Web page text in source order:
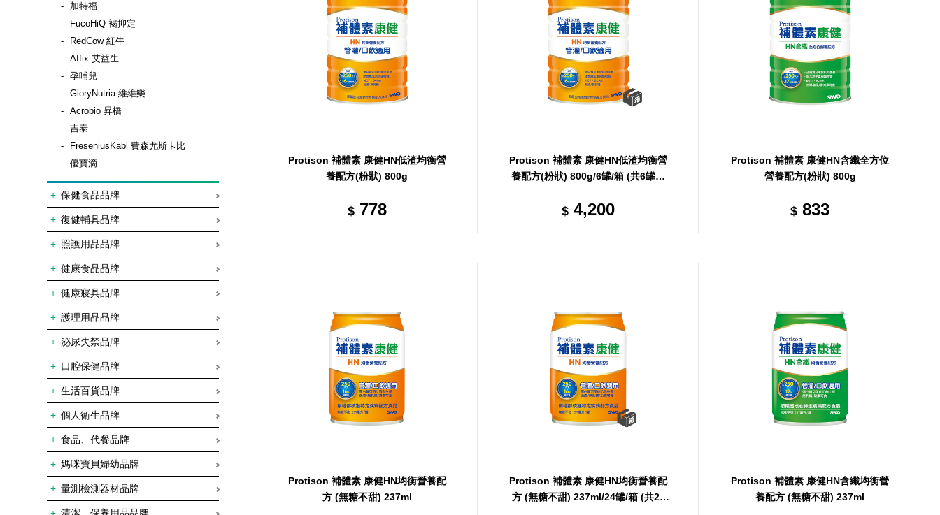
加特福
FucoHiQ 褐抑定
RedCow 紅牛
Affix 艾益生
孕哺兒
GloryNutria 維維樂
Acrobio 昇橋
吉泰
FreseniusKabi 費森尤斯卡比
優寶滴
保健食品品牌
復健輔具品牌
照護用品品牌
健康食品品牌
健康寢具品牌
護理用品品牌
泌尿失禁品牌
口腔保健品牌
生活百貨品牌
個人衛生品牌
食品、代餐品牌
媽咪寶貝婦幼品牌
量測檢測器材品牌
Protison 補體素 康健HN低渣均衡營
養配方(粉狀) 800g
$778
Protison 補體素 康健HN低渣均衡營
養配方(粉狀) 800g/6罐/箱 (共6罐，
$ 4,200
Protison 補體素 康健HN含纖全方位
營養配方(粉狀) 800g
$ 833
Protison 補體素 康健HN均衡營養配
方 (無糖不甜) 237ml
Protison 補體素 康健HN均衡營養配
方 (無糖不甜) 237ml/24罐/箱 (共24
Protison 補體素 康健HN含纖均衡營
養配方 (無糖不甜) 237ml